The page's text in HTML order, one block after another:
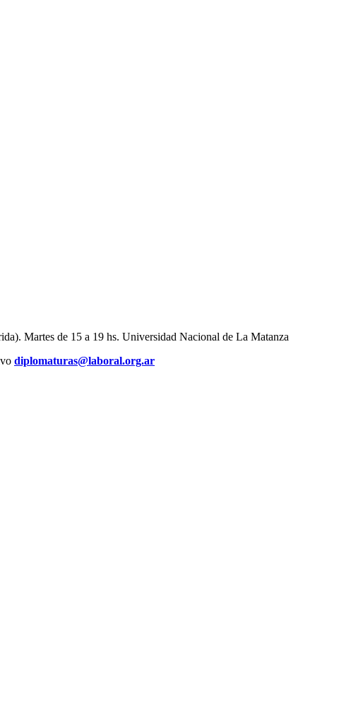
Martes de 15 a 19 hs. Universidad Nacional de La Matanza
diplomaturas@laboral.org.ar